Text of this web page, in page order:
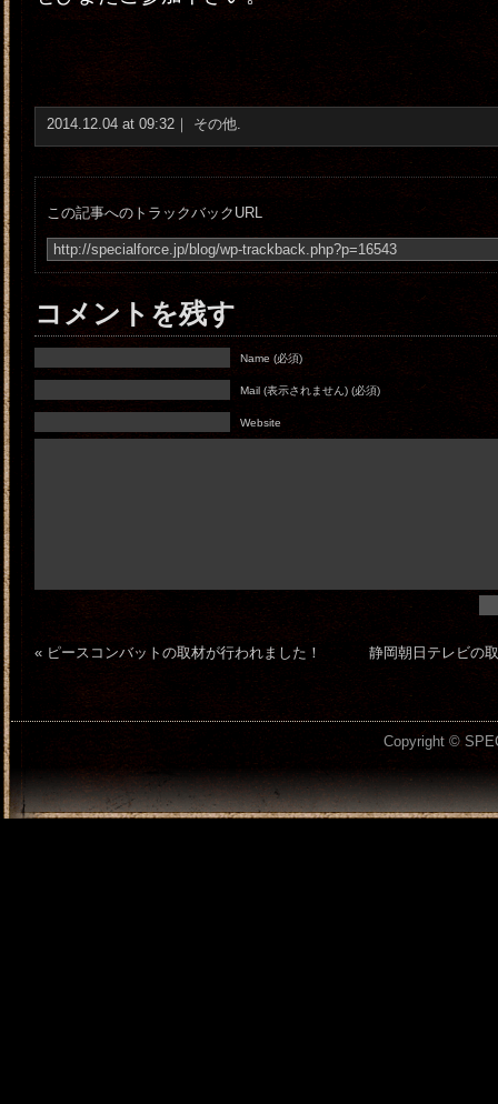
2014.12.04 at 09:32｜ その他.
この記事へのトラックバックURL
コメントを残す
Name (必須)
Mail (表示されません) (必須)
Website
« ピースコンバットの取材が行われました！ 静岡朝日テレビの
Copyright ©